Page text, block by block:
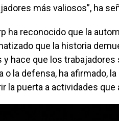
más valiosos”, ha
ha reconocido que la
que la historia
y hace que los
o la defensa, ha afirmado,
la puerta a actividades